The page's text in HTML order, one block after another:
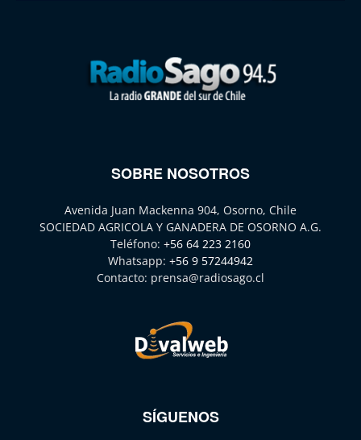
SOBRE NOSOTROS
Avenida Juan Mackenna 904, Osorno, Chile
SOCIEDAD AGRICOLA Y GANADERA DE OSORNO A.G.
Teléfono: +56 64 223 2160
Whatsapp: +56 9 57244942
Contacto: prensa@radiosago.cl
SÍGUENOS